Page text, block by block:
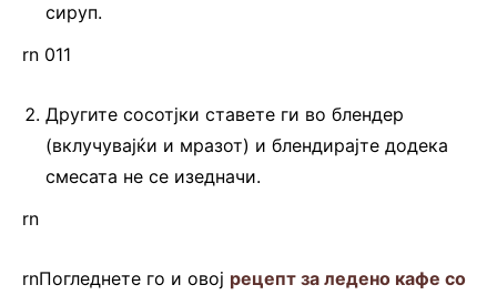
сируп.
rn 011
Другите сосотјки ставете ги во блендер
(вклучувајќи и мразот) и блендирајте додека
смесата не се изедначи.
rn
rnПогледнете го и овој рецепт за ледено кафе со